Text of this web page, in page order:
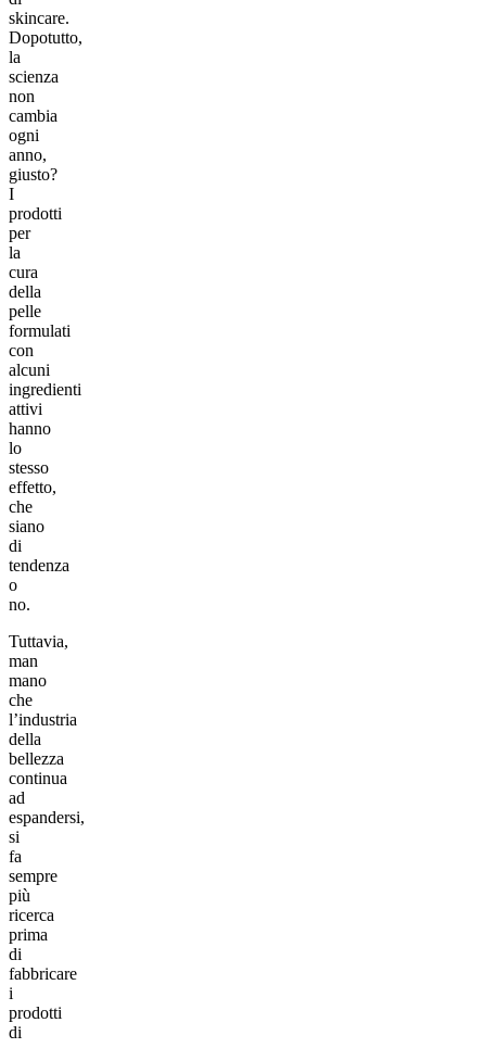
skincare.
Dopotutto,
la
scienza
non
cambia
ogni
anno,
giusto?
I
prodotti
per
la
cura
della
pelle
formulati
con
alcuni
ingredienti
attivi
hanno
lo
stesso
effetto,
che
siano
di
tendenza
o
no.
Tuttavia,
man
mano
che
l’industria
della
bellezza
continua
ad
espandersi,
si
fa
sempre
più
ricerca
prima
di
fabbricare
i
prodotti
di